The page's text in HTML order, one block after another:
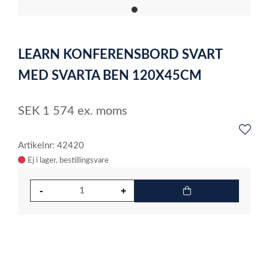
item
of
1
LEARN KONFERENSBORD SVART
MED SVARTA BEN 120X45CM
SEK 1 574 ex. moms
Artikelnr: 42420
Ej i lager